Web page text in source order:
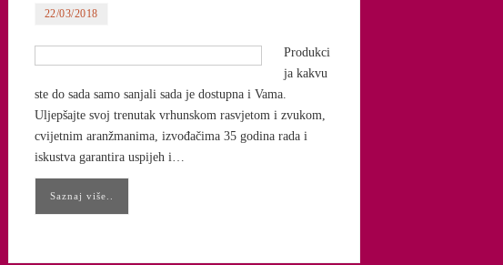
22/03/2018
Produkci
ja kakvu
ste do sada samo sanjali sada je dostupna i Vama.
Uljepšajte svoj trenutak vrhunskom rasvjetom i zvukom,
cvijetnim aranžmanima, izvođačima 35 godina rada i
iskustva garantira uspijeh i…
Saznaj više..